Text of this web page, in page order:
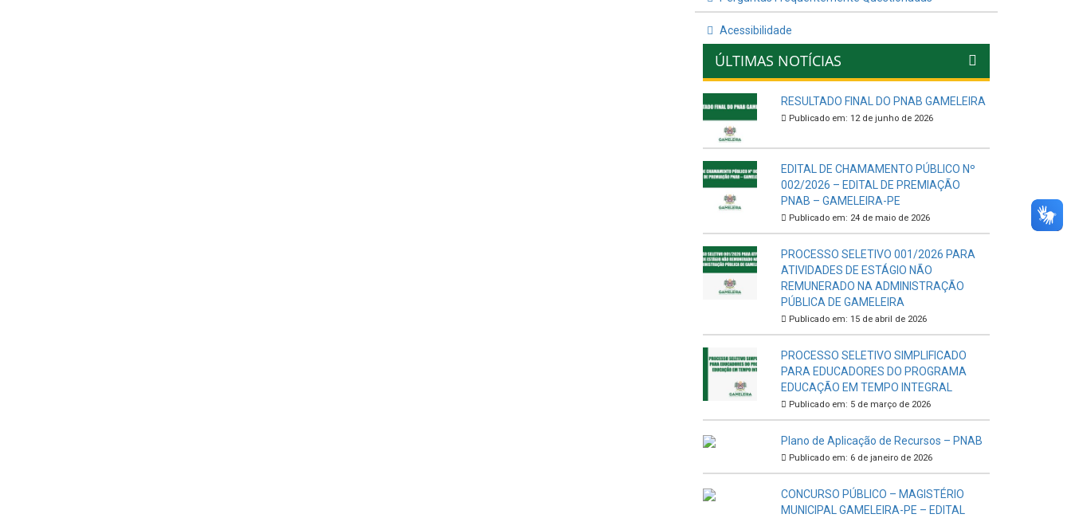
Acessibilidade
ÚLTIMAS NOTÍCIAS
RESULTADO FINAL DO PNAB GAMELEIRA
Publicado em: 12 de junho de 2026
EDITAL DE CHAMAMENTO PÚBLICO Nº
002/2026 – EDITAL DE PREMIAÇÃO
PNAB – GAMELEIRA-PE
Publicado em: 24 de maio de 2026
PROCESSO SELETIVO 001/2026 PARA
ATIVIDADES DE ESTÁGIO NÃO
REMUNERADO NA ADMINISTRAÇÃO
PÚBLICA DE GAMELEIRA
Publicado em: 15 de abril de 2026
PROCESSO SELETIVO SIMPLIFICADO
PARA EDUCADORES DO PROGRAMA
EDUCAÇÃO EM TEMPO INTEGRAL
Publicado em: 5 de março de 2026
Plano de Aplicação de Recursos – PNAB
Publicado em: 6 de janeiro de 2026
CONCURSO PÚBLICO – MAGISTÉRIO
MUNICIPAL GAMELEIRA-PE – EDITAL